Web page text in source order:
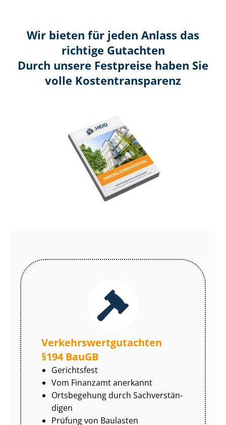
Wir bieten für jeden Anlass das
richtige Gutachten
Durch unsere Festpreise haben Sie
volle Kosten­transparenz
Ver­kehrs­wert­gut­ach­ten
§194 BauGB
Gerichtsfest
Vom Finanzamt anerkannt
Ortsbegehung durch Sach­ver­stän­
di­gen
Prüfung von Baulasten